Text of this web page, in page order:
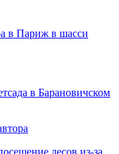
в Париж в шасси
в Барановичском
лесов из-за